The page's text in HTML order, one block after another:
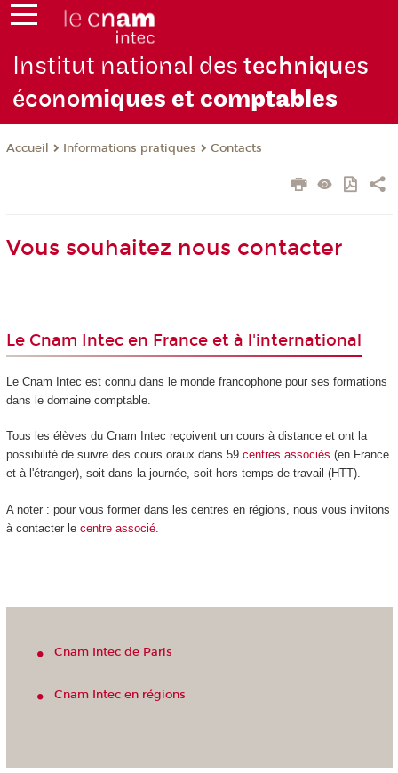
Institut national destechniques
économiques et comptables
Accueil Informations pratiques Contacts
Vous souhaitez nous contacter
Le Cnam Intec en France et à l'international
Le Cnam Intec est connu dans le monde francophone pour ses formations
dans le domaine comptable.
Tous les élèves du Cnam Intec reçoivent un cours à distance et ont la
possibilité de suivre des cours oraux dans 59 centres associés (en France
et à l'étranger), soit dans la journée, soit hors temps de travail (HTT).
A noter : pour vous former dans les centres en régions, nous vous invitons
à contacter le centre associé.
Cnam Intec de Paris
Cnam Intec en régions